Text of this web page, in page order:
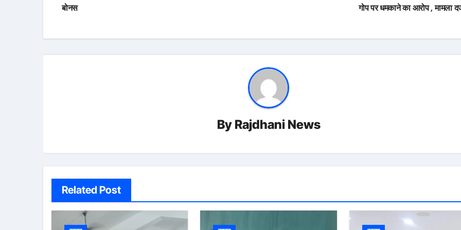
navigation
बोनस गोप पर धमकाने का आरोप , मामला
By Rajdhani News
Related Post